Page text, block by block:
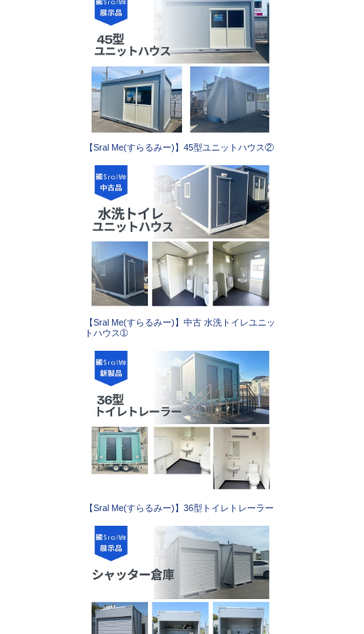
【Sral Me(すらるみー)】45型ユニットハウス②
【Sral Me(すらるみー)】中古 水洗トイレユニッ
トハウス➀
【Sral Me(すらるみー)】36型トイレトレーラー